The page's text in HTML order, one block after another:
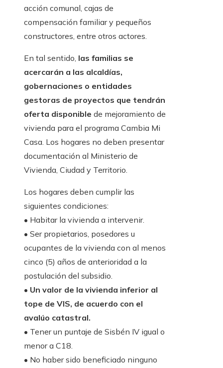
acción comunal, cajas de
compensación familiar y pequeños
constructores, entre otros actores.
En tal sentido, las familias se
acercarán a las alcaldías,
gobernaciones o entidades
gestoras de proyectos que tendrán
oferta disponible de mejoramiento de
vivienda para el programa Cambia Mi
Casa. Los hogares no deben presentar
documentación al Ministerio de
Vivienda, Ciudad y Territorio.
Los hogares deben cumplir las
siguientes condiciones:
• Habitar la vivienda a intervenir.
• Ser propietarios, posedores u
ocupantes de la vivienda con al menos
cinco (5) años de anterioridad a la
postulación del subsidio.
• Un valor de la vivienda inferior al
tope de VIS, de acuerdo con el
avalúo catastral.
• Tener un puntaje de Sisbén IV igual o
menor a C18.
• No haber sido beneficiado ninguno